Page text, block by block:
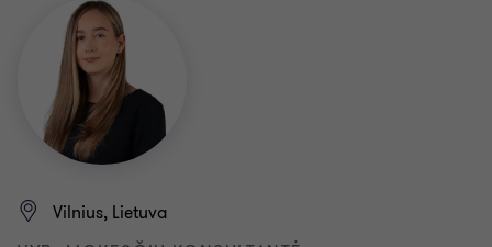
Vilnius, Lietuva